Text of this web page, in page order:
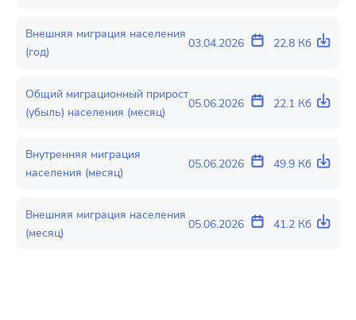
Внешняя миграция населения
(год)
03.04.2026 22.8 Кб
Общий миграционный прирост
(убыль) населения (месяц)
05.06.2026 22.1 Кб
Внутренняя миграция
населения (месяц)
05.06.2026 49.9 Кб
Внешняя миграция населения
(месяц)
05.06.2026 41.2 Кб